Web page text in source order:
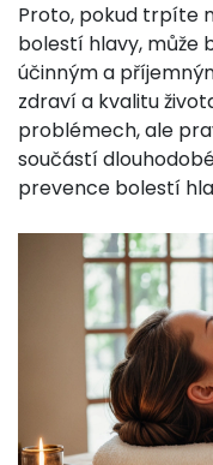
Proto, pokud trpíte
bolestí hlavy, může
účinným a
zdraví a kvalitu
problémech, ale
součástí
prevence bolestí